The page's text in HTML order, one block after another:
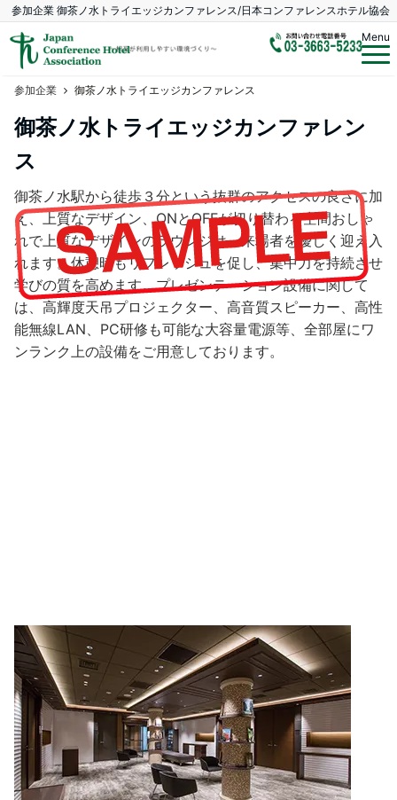
参加企業 御茶ノ水トライエッジカンファレンス/日本コンファレンスホテル協会
Menu
参加企業 御茶ノ水トライエッジカンファレンス
御茶ノ水トライエッジカンファレン
ス
御茶ノ水駅から徒歩３分という抜群のアクセスの良さに加
え、上質なデザイン、ONとOFFが切り替わる空間おしゃ
れで上質なデザインのラウンジは、来場者を優しく迎え入
れます。休憩時もリフレッシュを促し、集中力を持続させ
学びの質を高めます。プレゼンテーション設備に関して
は、高輝度天吊プロジェクター、高音質スピーカー、高性
能無線LAN、PC研修も可能な大容量電源等、全部屋にワ
ンランク上の設備をご用意しております。